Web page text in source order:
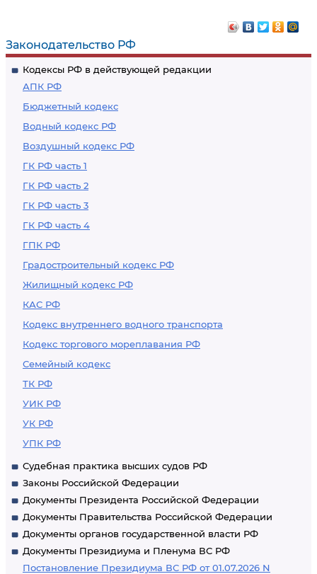
Законодательство РФ
Кодексы РФ в действующей редакции
АПК РФ
Бюджетный кодекс
Водный кодекс РФ
Воздушный кодекс РФ
ГК РФ часть 1
ГК РФ часть 2
ГК РФ часть 3
ГК РФ часть 4
ГПК РФ
Градостроительный кодекс РФ
Жилищный кодекс РФ
КАС РФ
Кодекс внутреннего водного транспорта
Кодекс торгового мореплавания РФ
Семейный кодекс
ТК РФ
УИК РФ
УК РФ
УПК РФ
Судебная практика высших судов РФ
Законы Российской Федерации
Документы Президента Российской Федерации
Документы Правительства Российской Федерации
Документы органов государственной власти РФ
Документы Президиума и Пленума ВС РФ
Постановление Президиума ВС РФ от 01.07.2026 N